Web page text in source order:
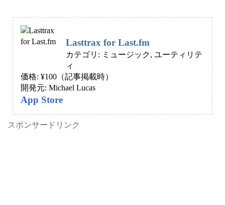
Lasttrax for Last.fm
カテゴリ: ミュージック, ユーティリテ
ィ
価格: ¥100（記事掲載時）
開発元: Michael Lucas
App Store
スポンサードリンク